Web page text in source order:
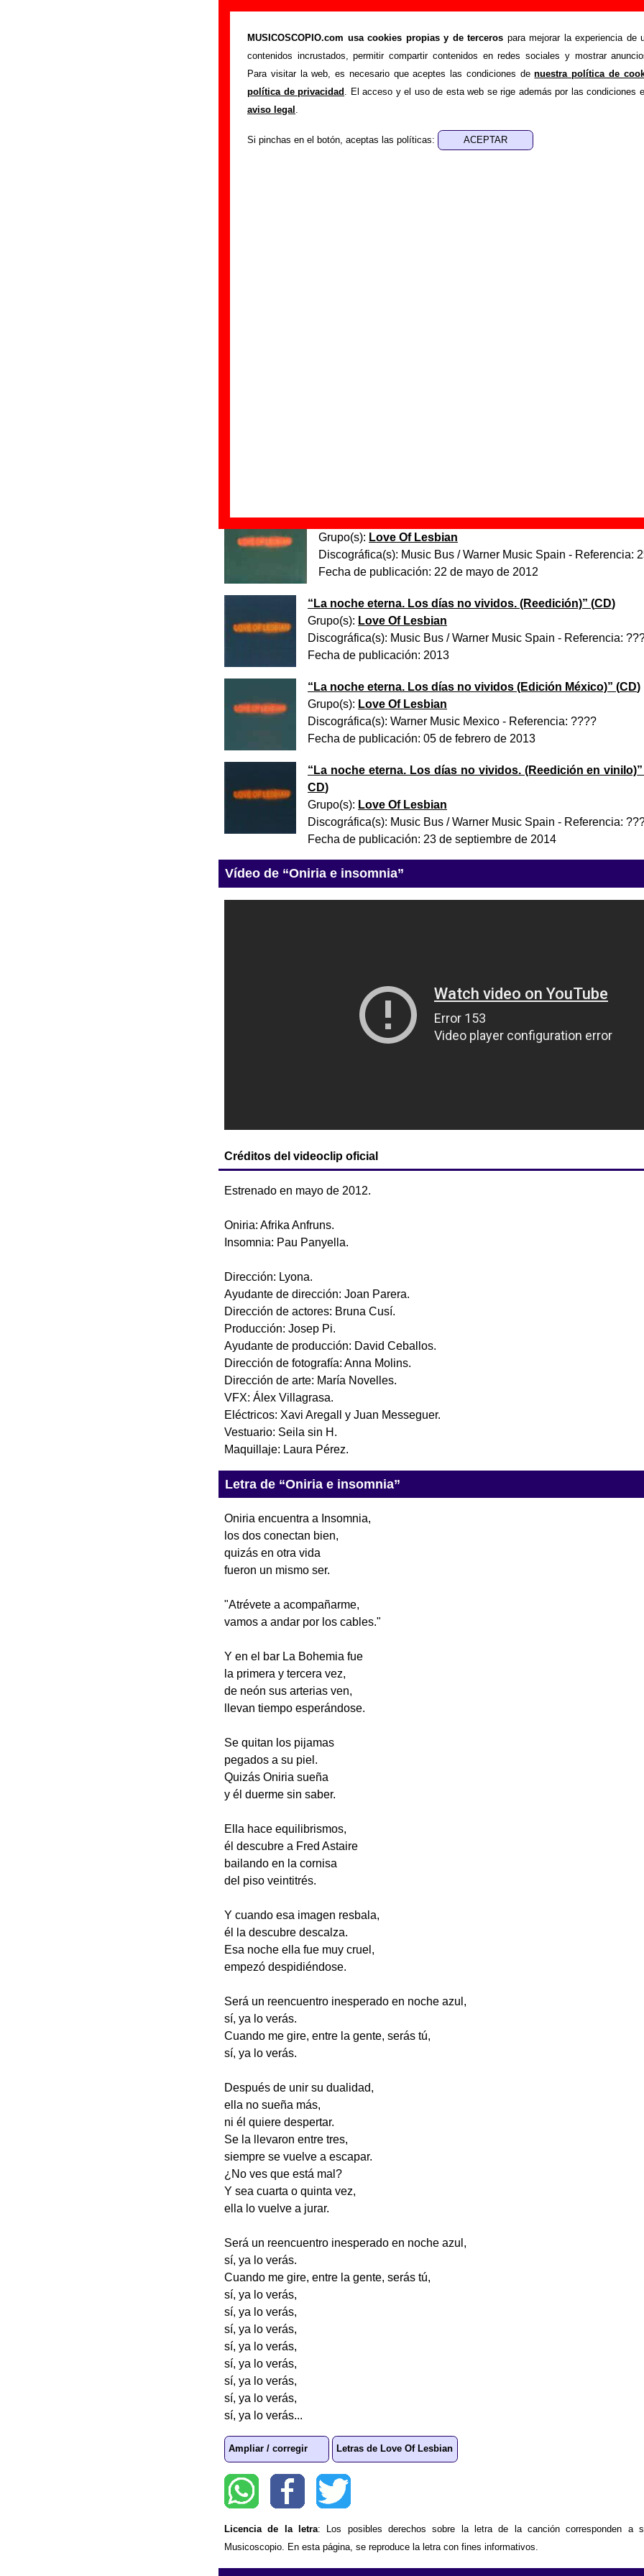
MUSICOSCOPIO.com usa cookies propias y de terceros para mejorar la experiencia de
contenidos incrustados, permitir compartir contenidos en redes sociales y mostrar
Para visitar la web, es necesario que aceptes las condiciones denuestra política de
política de privacidad . El acceso y el uso de esta web se rige además por las condiciones
aviso legal .
Si pinchas en el botón, aceptas las políticas:
“Oniria e insomnia”, canción de Love Of Lesbian (Letra e
Portada >Love Of Lesbian >Canciones > Oniria e insomnia
Esta página pretende recopilar todo tipo de información sobre lacanción
interpretada porLove Of Lesbian. Además de su letra, también aparecerá
o los autores, sobre los discos en los que está incluido este tema, sobre la
puedes ayudar acompletar esta información .
“La noche eterna. Los días no vividos.” (2 CDs digipack)
Grupo(s): Love Of Lesbian
Discográfica(s): Music Bus / Warner Music Spain - Referencia:
Fecha de publicación: 22 de mayo de 2012
“ La noche eterna. Los días no vividos. (Reedición)” (CD)
Grupo(s): Love Of Lesbian
Discográfica(s): Music Bus / Warner Music Spain - Referencia:
Fecha de publicación: 2013
“ La noche eterna. Los días no vividos (Edición México)” (CD)
Grupo(s): Love Of Lesbian
Discográfica(s): Warner Music Mexico - Referencia: ????
Fecha de publicación: 05 de febrero de 2013
“ La noche eterna. Los días no vividos. (Reedición en vinilo)
CD)
Grupo(s): Love Of Lesbian
Discográfica(s): Music Bus / Warner Music Spain - Referencia:
Fecha de publicación: 23 de septiembre de 2014
Vídeo de “Oniria e insomnia”
Créditos del videoclip oficial
Estrenado en mayo de 2012.
Oniria: Afrika Anfruns.
Insomnia: Pau Panyella.
Dirección: Lyona.
Ayudante de dirección: Joan Parera.
Dirección de actores: Bruna Cusí.
Producción: Josep Pi.
Ayudante de producción: David Ceballos.
Dirección de fotografía: Anna Molins.
Dirección de arte: María Novelles.
VFX: Álex Villagrasa.
Eléctricos: Xavi Aregall y Juan Messeguer.
Vestuario: Seila sin H.
Maquillaje: Laura Pérez.
Letra de “Oniria e insomnia”
Oniria encuentra a Insomnia,
los dos conectan bien,
quizás en otra vida
fueron un mismo ser.
"Atrévete a acompañarme,
vamos a andar por los cables."
Y en el bar La Bohemia fue
la primera y tercera vez,
de neón sus arterias ven,
llevan tiempo esperándose.
Se quitan los pijamas
pegados a su piel.
Quizás Oniria sueña
y él duerme sin saber.
Ella hace equilibrismos,
él descubre a Fred Astaire
bailando en la cornisa
del piso veintitrés.
Y cuando esa imagen resbala,
él la descubre descalza.
Esa noche ella fue muy cruel,
empezó despidiéndose.
Será un reencuentro inesperado en noche azul,
sí, ya lo verás.
Cuando me gire, entre la gente, serás tú,
sí, ya lo verás.
Después de unir su dualidad,
ella no sueña más,
ni él quiere despertar.
Se la llevaron entre tres,
siempre se vuelve a escapar.
¿No ves que está mal?
Y sea cuarta o quinta vez,
ella lo vuelve a jurar.
Será un reencuentro inesperado en noche azul,
sí, ya lo verás.
Cuando me gire, entre la gente, serás tú,
sí, ya lo verás,
sí, ya lo verás,
sí, ya lo verás,
sí, ya lo verás,
sí, ya lo verás,
sí, ya lo verás,
sí, ya lo verás,
sí, ya lo verás...
Ampliar / corregir Letras de Love Of Lesbian
Licencia de la letra: Los posibles derechos sobre la letra de la canción corresponden a
Musicoscopio. En esta página, se reproduce la letra con fines informativos.